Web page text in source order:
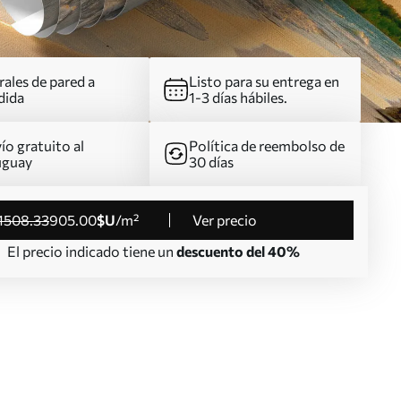
de pared a
Listo para su entrega en
1-3 días hábiles.
gratuito al
Política de reembolso de
30 días
.33905.00$U/m²
Ver precio
El precio indicado tiene un descuento del 40%